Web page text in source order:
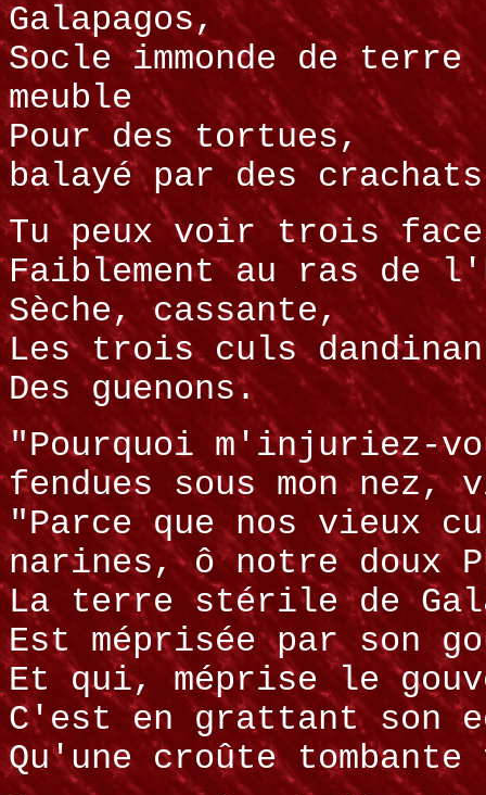
Galapagos,
Socle immonde de terre
meuble
Pour des tortues,
balayé par des
Tu peux voir trois
Faiblement au ras de
Sèche, cassante,
Les trois culs
Des guenons.
"Pourquoi m'injuriez-
fendues sous mon nez,
"Parce que nos vieux
narines, ô notre doux
La terre stérile de
Est méprisée par son
Et qui, méprise le
C'est en grattant son
Qu'une croûte